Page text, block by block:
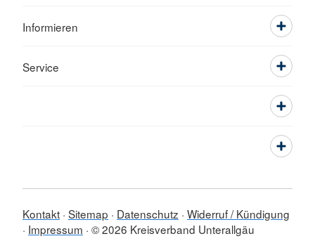
Informieren
Service
Kontakt Sitemap Datenschutz Widerruf / Kündigung
Impressum © 2026 Kreisverband Unterallgäu